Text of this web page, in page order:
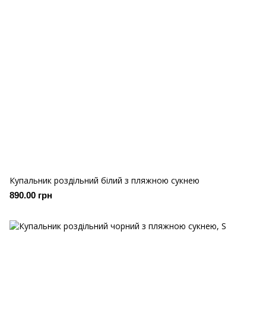
Купальник роздільний білий з пляжною сукнею
890.00 грн